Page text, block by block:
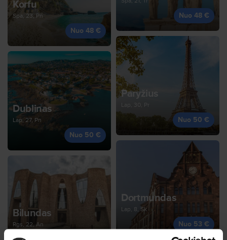
Korfu
Spa, 23, Pn
Nuo 48 €
Nuo 48 €
Dublinas
Lap, 27, Pn
Nuo 50 €
Paryžius
Lap, 30, Pr
Nuo 50 €
Bilundas
Rgs, 22, An
Dortmundas
Lap, 8, Sk
Nuo 53 €